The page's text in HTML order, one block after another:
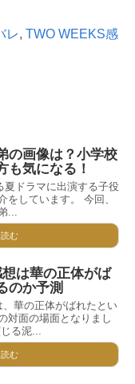
レ, TWO WEEKS感
の画像は？小学校
も気になる！
夏ドラマに出演する子役
をしています。 今回、
...
む
想は華の正体がば
のか予測
華の正体がばれたとい
対面の場面となりまし
る泥...
む